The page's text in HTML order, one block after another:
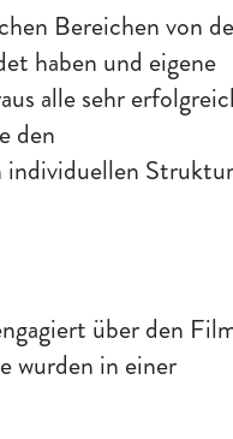
Bereichen von
haben und eigene
alle sehr
den
individuellen
über den
wurden in einer